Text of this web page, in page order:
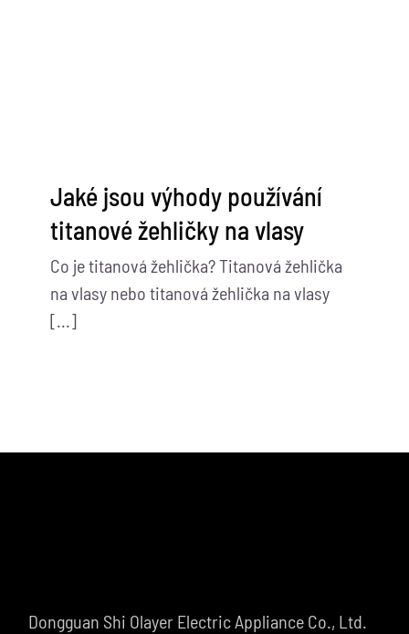
Jaké jsou výhody používání
titanové žehličky na vlasy
Co je titanová žehlička? Titanová žehlička
na vlasy nebo titanová žehlička na vlasy
[...]
Dongguan Shi Olayer Electric Appliance Co., Ltd.